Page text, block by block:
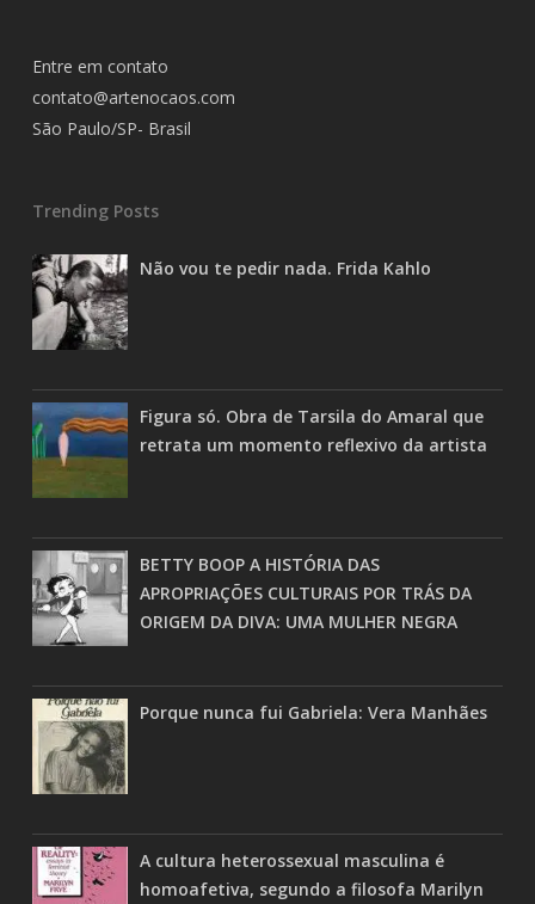
Entre em contato
contato@artenocaos.com
São Paulo/SP- Brasil
Trending Posts
Não vou te pedir nada. Frida Kahlo
Figura só. Obra de Tarsila do Amaral que
retrata um momento reflexivo da artista
BETTY BOOP A HISTÓRIA DAS
APROPRIAÇÕES CULTURAIS POR TRÁS DA
ORIGEM DA DIVA: UMA MULHER NEGRA
Porque nunca fui Gabriela: Vera Manhães
A cultura heterossexual masculina é
homoafetiva, segundo a filosofa Marilyn